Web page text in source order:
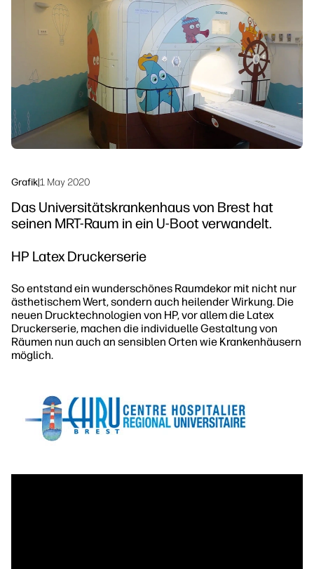
Workflow-Lösungen
Grafik|1 May 2020
Das Universitätskrankenhaus von Brest hat
seinen MRT-Raum in ein U-Boot verwandelt.
HP Latex Druckerserie
So entstand ein wunderschönes Raumdekor mit nicht nur
ästhetischem Wert, sondern auch heilender Wirkung. Die
neuen Drucktechnologien von HP, vor allem die Latex
Druckerserie, machen die individuelle Gestaltung von
Räumen nun auch an sensiblen Orten wie Krankenhäusern
möglich.